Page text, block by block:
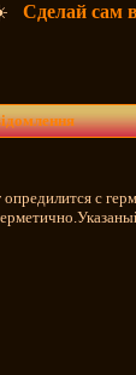
Сделай сам
с